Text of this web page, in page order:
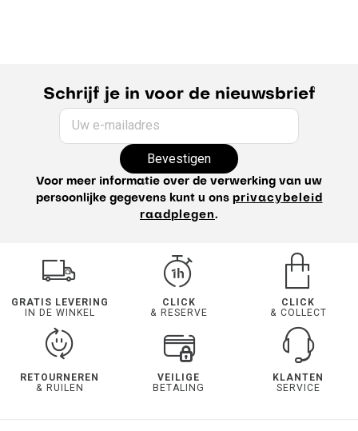
Schrijf je in voor de nieuwsbrief
Uw e-mailadres
Bevestigen
Voor meer informatie over de verwerking van uw
persoonlijke gegevens kunt u ons privacybeleid
raadplegen.
GRATIS LEVERING
IN DE WINKEL
CLICK
& RESERVE
CLICK
& COLLECT
RETOURNEREN
& RUILEN
VEILIGE
BETALING
KLANTEN
SERVICE